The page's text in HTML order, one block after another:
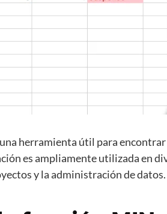
herramienta útil para
es ampliamente utilizada en
y la administración de datos.